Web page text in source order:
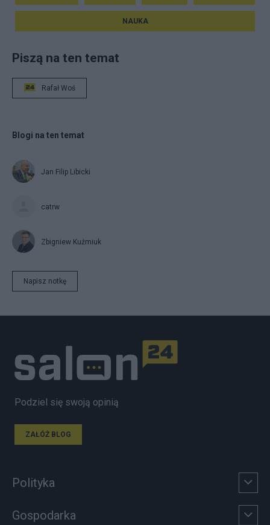
NAUKA
Piszą na ten temat
Rafał Woś
Blogi na ten temat
Jan Filip Libicki
catrw
Zbigniew Kuźmiuk
Napisz notkę
Podziel się swoją opinią
ZAŁÓŻ BLOG
Polityka
Gospodarka